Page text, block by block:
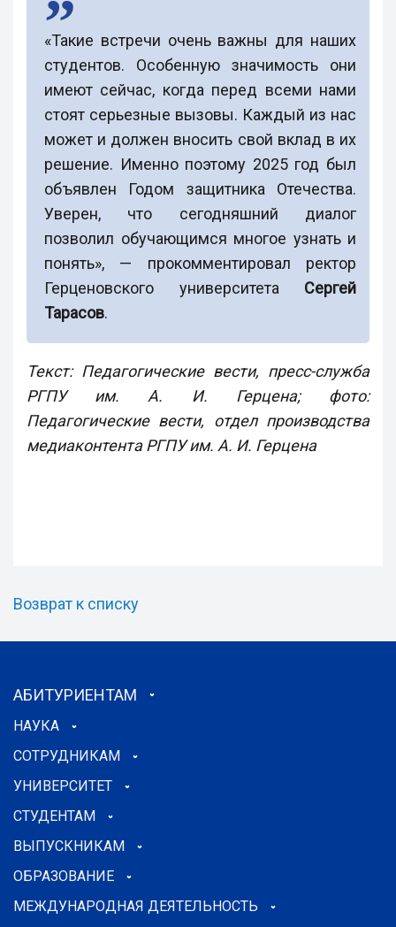
«Такие встречи очень важны для наших
студентов. Особенную значимость они
имеют сейчас, когда перед всеми нами
стоят серьезные вызовы. Каждый из нас
может и должен вносить свой вклад в их
решение. Именно поэтому 2025 год был
объявлен Годом защитника Отечества.
Уверен, что сегодняшний диалог
позволил обучающимся многое узнать и
понять», — прокомментировал ректор
Герценовского университета Сергей
Тарасов.
Текст: Педагогические вести, пресс-служба
РГПУ им. А. И. Герцена; фото:
Педагогические вести, отдел производства
медиаконтента РГПУ им. А. И. Герцена
Возврат к списку
АБИТУРИЕНТАМ
НАУКА
СОТРУДНИКАМ
УНИВЕРСИТЕТ
СТУДЕНТАМ
ВЫПУСКНИКАМ
ОБРАЗОВАНИЕ
МЕЖДУНАРОДНАЯ ДЕЯТЕЛЬНОСТЬ